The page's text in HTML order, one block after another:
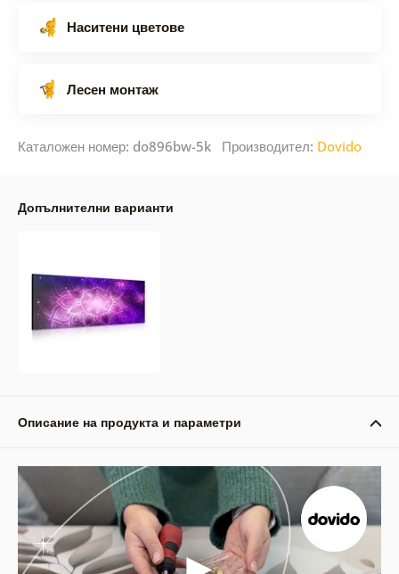
Наситени цветове
Лесен монтаж
Каталожен номер: do896bw-5k Производител: Dovido
Допълнителни варианти
Описание на продукта и параметри